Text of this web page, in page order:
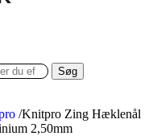
Søg
/Knitpro Zing Hæklenål
2,50mm